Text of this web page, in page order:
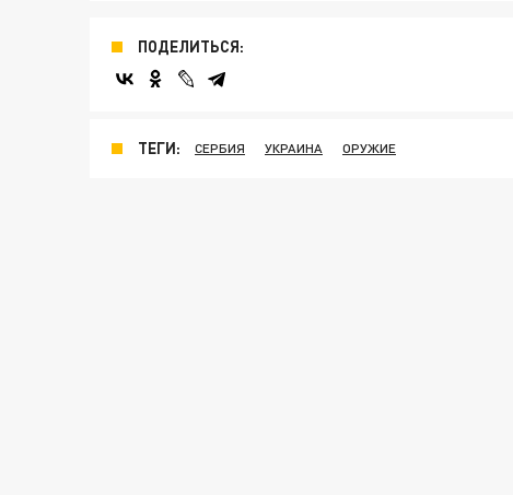
ПОДЕЛИТЬСЯ:
ТЕГИ: СЕРБИЯ УКРАИНА ОРУЖИЕ